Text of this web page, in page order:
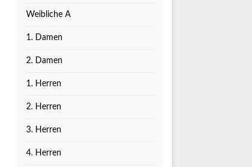
Weibliche A
1. Damen
2. Damen
1. Herren
2. Herren
3. Herren
4. Herren